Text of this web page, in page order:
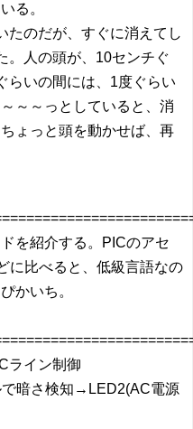
る。
たのだが、すぐに消えてし
。人の頭が、10センチぐ
らいの間には、1度ぐらい
～～っとしていると、消
ょっと頭を動かせば、再
を紹介する。PICのアセ
に比べると、低級言語なの
かいち。
ライン制御
さ検知→LED2(AC電源